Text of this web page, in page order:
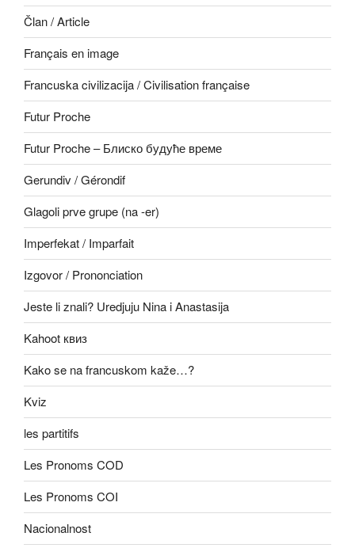
Član / Article
Français en image
Francuska civilizacija / Civilisation française
Futur Proche
Futur Proche – Блиско будуће време
Gerundiv / Gérondif
Glagoli prve grupe (na -er)
Imperfekat / Imparfait
Izgovor / Prononciation
Jeste li znali? Uredjuju Nina i Anastasija
Kahoot квиз
Kako se na francuskom kaže…?
Kviz
les partitifs
Les Pronoms COD
Les Pronoms COI
Nacionalnost